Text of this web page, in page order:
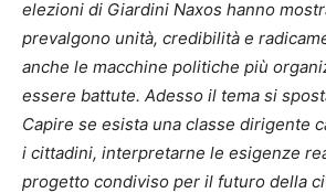
elezioni di Giardini Naxos hanno
prevalgono unità, credibilità e
anche le macchine politiche più
essere battute. Adesso il tema si
Capire se esista una classe dirigente
i cittadini, interpretarne le esigenze
progetto condiviso per il futuro della